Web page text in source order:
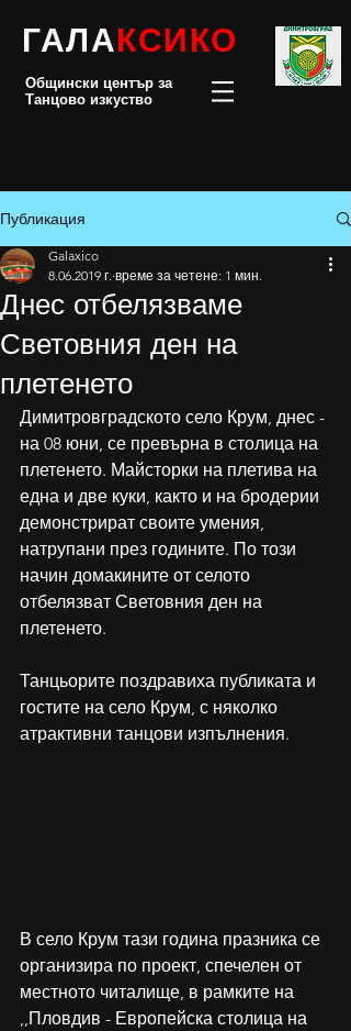
ГАЛАКСИКО
Общински център за
Танцово изкуство
Публикация
Днес отбелязваме
Световния ден на
плетенето
Galaxico
8.06.2019 г. време за четене: 1 мин.
Димитровградското село Крум, днес -
на 08 юни, се превърна в столица на
плетенето. Майсторки на плетива на
една и две куки, както и на бродерии
демонстрират своите умения,
натрупани през годините. По този
начин домакините от селото
отбелязват Световния ден на
плетенето.
Танцьорите поздравиха публиката и
гостите на село Крум, с няколко
атрактивни танцови изпълнения.
В село Крум тази година празника се
организира по проект, спечелен от
местното читалище, в рамките на
,,Пловдив - Европейска столица на